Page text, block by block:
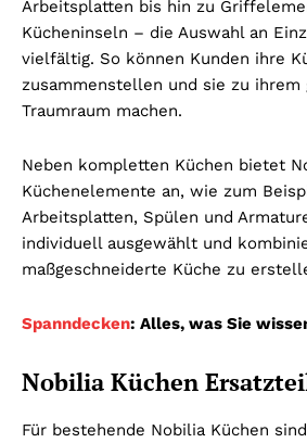
Arbeitsplatten bis hin zu
Kücheninseln – die Auswahl an
vielfältig. So können Kunden ihre
zusammenstellen und sie zu ihrem
Traumraum machen.
Neben kompletten Küchen bietet
Küchenelemente an, wie zum
Arbeitsplatten, Spülen und
individuell ausgewählt und
maßgeschneiderte Küche zu
Spanndecken: Alles, was Sie
Nobilia Küchen
Für bestehende Nobilia Küchen